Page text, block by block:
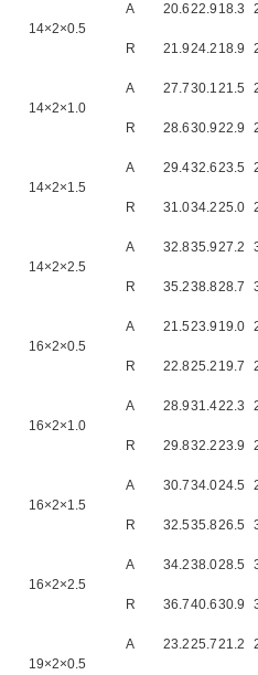
14×2×0.5
A 20.622.9 18.3
R 21.924.2 18.9
14×2×1.0
A 27.730.121.5
R 28.630.922.9
14×2×1.5
A 29.432.623.5
R 31.034.225.0
14×2×2.5
A 32.835.927.2
R 35.238.828.7
16×2×0.5
A 21.523.9 19.0
R 22.825.2 19.7
16×2×1.0
A 28.931.422.3
R 29.832.223.9
16×2×1.5
A 30.734.024.5
R 32.535.826.5
16×2×2.5
A 34.238.028.5
R 36.740.630.9
19×2×0.5
A 23.225.721.2